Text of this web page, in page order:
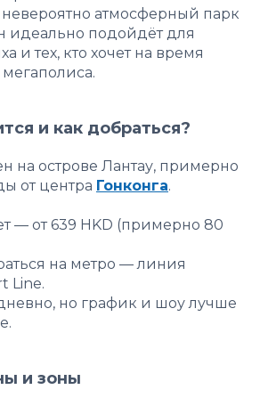
атмосферный парк
идеально подойдёт для
и тех, кто хочет на время
и как добраться?
на острове Лантау, примерно
от центра Гонконга.
— от 639 HKD (примерно 80
на метро — линия
Line.
но график и шоу лучше
и зоны